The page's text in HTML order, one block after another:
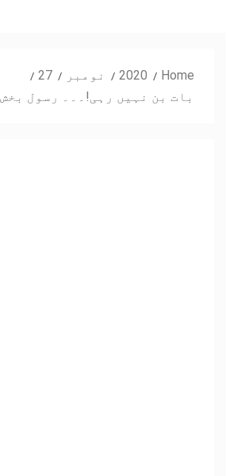
Home
2020 نومبر
27
بات بن نہیں رہی!۔۔۔ رسول